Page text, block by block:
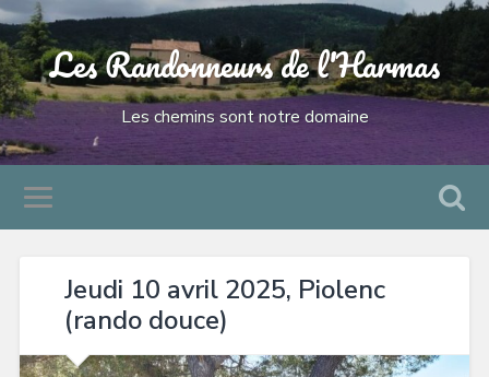
Les Randonneurs de l'Harmas
Les chemins sont notre domaine
Jeudi 10 avril 2025, Piolenc
(rando douce)